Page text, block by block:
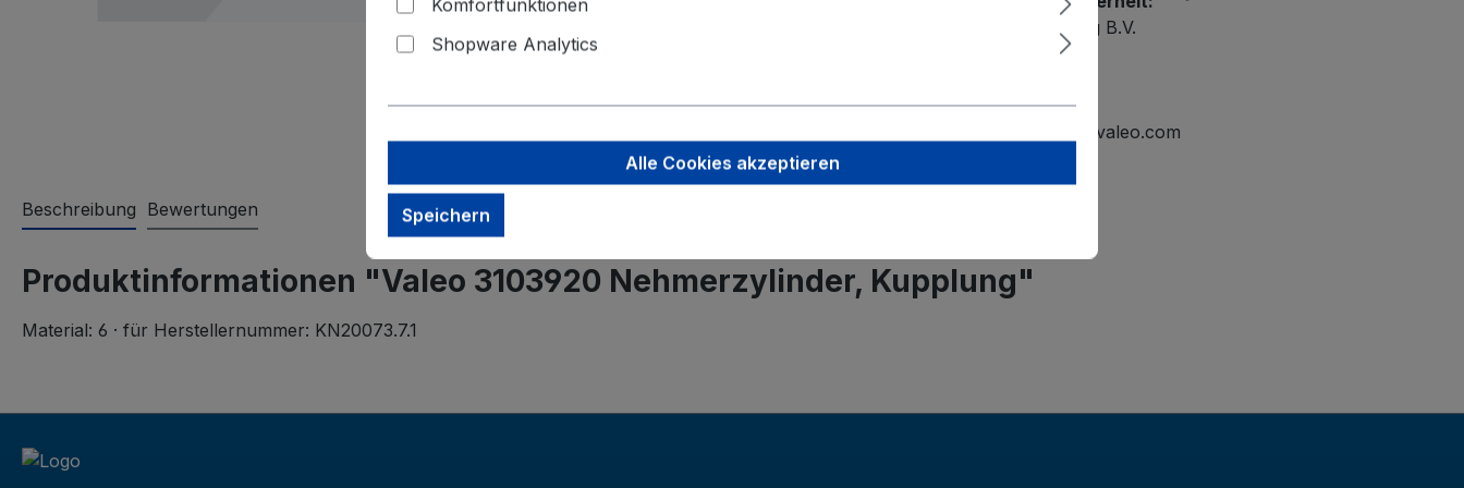
Valeo International Holding B.V.
helmond-hotline.mailbox@valeo.com
Beschreibung Bewertungen
Produktinformationen "Valeo 3103920 Nehmerzylinder, Kupplung"
Material: 6 · für Herstellernummer: KN20073.7.1
Komfortfunktionen
Shopware Analytics
Alle Cookies akzeptieren
Speichern